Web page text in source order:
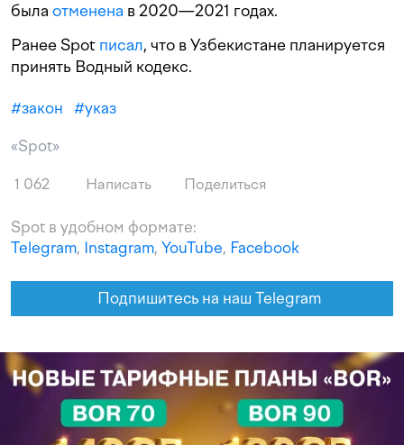
была отменена в 2020—2021 годах.
Ранее Spot писал, что в Узбекистане планируется
принять Водный кодекс.
#закон #указ
«Spot»
1 062 Написать Поделиться
Spot в удобном формате:
Telegram, Instagram, YouTube, Facebook
Подпишитесь на наш Telegram